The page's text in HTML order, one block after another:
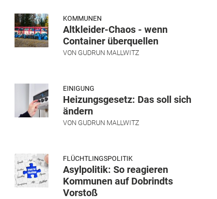
KOMMUNEN
Altkleider-Chaos - wenn
Container überquellen
VON GUDRUN MALLWITZ
EINIGUNG
Heizungsgesetz: Das soll sich
ändern
VON GUDRUN MALLWITZ
FLÜCHTLINGSPOLITIK
Asylpolitik: So reagieren
Kommunen auf Dobrindts
Vorstoß